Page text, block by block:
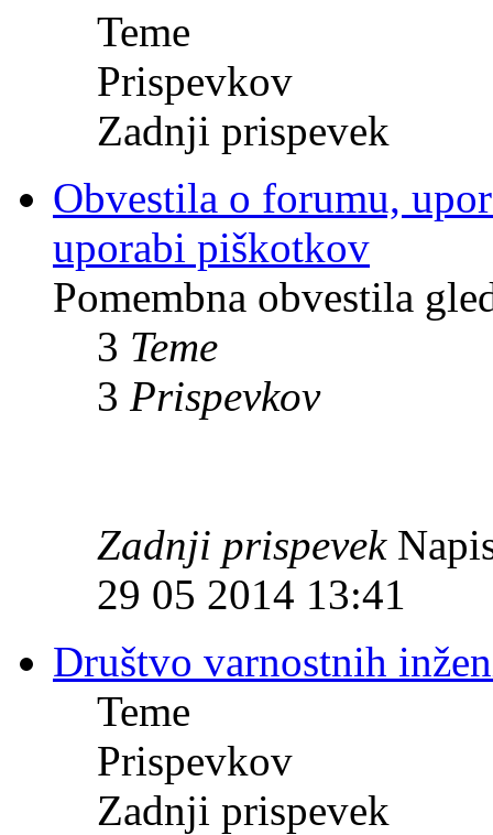
Teme
Prispevkov
Zadnji prispevek
Obvestila o forumu,
uporabi piškotkov
Pomembna obvestila
3 Teme
3 Prispevkov
Zadnji prispevek
29 05 2014 13:41
Društvo varnostnih
Teme
Prispevkov
Zadnji prispevek